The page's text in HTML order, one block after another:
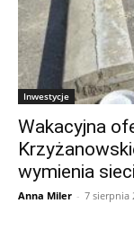
Inwestycje
Wakacyjna
wymienia
Anna Miler - 7 sierpnia